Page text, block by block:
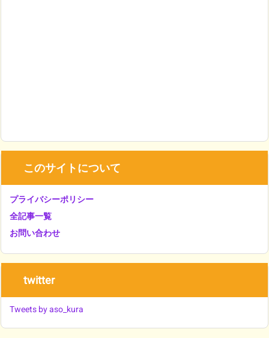
このサイトについて
プライバシーポリシー
全記事一覧
お問い合わせ
twitter
Tweets by aso_kura